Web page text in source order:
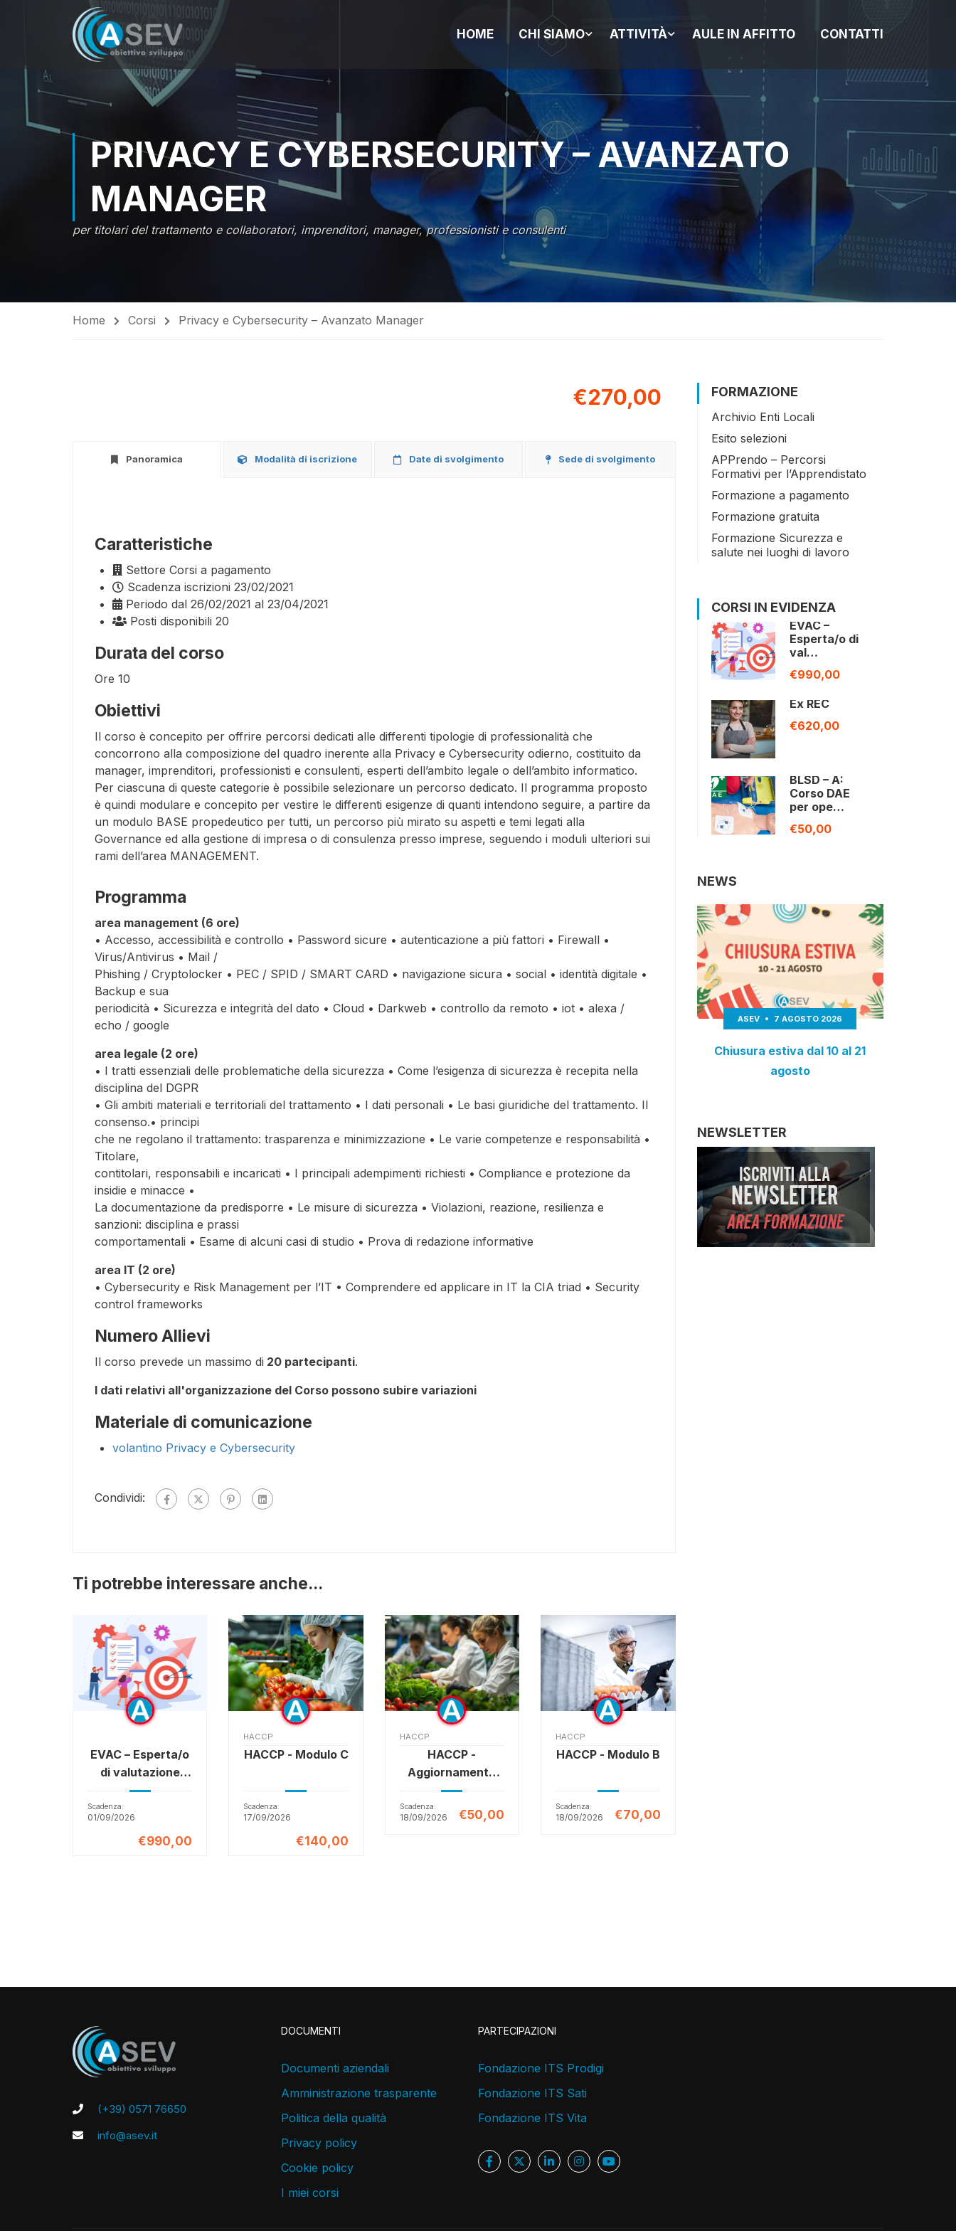
HOME CHI SIAMO ATTIVITÀ AULE IN AFFITTO CONTATTI
PRIVACY E CYBERSECURITY – AVANZATO
MANAGER
per titolari del trattamento e collaboratori, imprenditori, manager, professionisti e consulenti
Home Corsi Privacy e Cybersecurity – Avanzato Manager
€270,00
Panoramica Modalità di iscrizione Date di svolgimento Sede di svolgimento
Caratteristiche
Settore Corsi a pagamento
Scadenza iscrizioni 23/02/2021
Periodo dal 26/02/2021 al 23/04/2021
Posti disponibili 20
Durata del corso
Ore 10
Obiettivi
Il corso è concepito per offrire percorsi dedicati alle differenti tipologie di professionalità che
concorrono alla composizione del quadro inerente alla Privacy e Cybersecurity odierno, costituito da
manager, imprenditori, professionisti e consulenti, esperti dell’ambito legale o dell’ambito informatico.
Per ciascuna di queste categorie è possibile selezionare un percorso dedicato. Il programma proposto
è quindi modulare e concepito per vestire le differenti esigenze di quanti intendono seguire, a partire da
un modulo BASE propedeutico per tutti, un percorso più mirato su aspetti e temi legati alla
Governance ed alla gestione di impresa o di consulenza presso imprese, seguendo i moduli ulteriori sui
rami dell’area MANAGEMENT.
Programma
area management (6 ore)
• Accesso, accessibilità e controllo • Password sicure • autenticazione a più fattori • Firewall •
Virus/Antivirus • Mail /
Phishing / Cryptolocker • PEC / SPID / SMART CARD • navigazione sicura • social • identità digitale •
Backup e sua
periodicità • Sicurezza e integrità del dato • Cloud • Darkweb • controllo da remoto • iot • alexa /
echo / google
area legale (2 ore)
• I tratti essenziali delle problematiche della sicurezza • Come l’esigenza di sicurezza è recepita nella
disciplina del DGPR
• Gli ambiti materiali e territoriali del trattamento • I dati personali • Le basi giuridiche del trattamento. Il
consenso.• principi
che ne regolano il trattamento: trasparenza e minimizzazione • Le varie competenze e responsabilità •
Titolare,
contitolari, responsabili e incaricati • I principali adempimenti richiesti • Compliance e protezione da
insidie e minacce •
La documentazione da predisporre • Le misure di sicurezza • Violazioni, reazione, resilienza e
sanzioni: disciplina e prassi
comportamentali • Esame di alcuni casi di studio • Prova di redazione informative
area IT (2 ore)
• Cybersecurity e Risk Management per l’IT • Comprendere ed applicare in IT la CIA triad • Security
control frameworks
Numero Allievi
Il corso prevede un massimo di 20 partecipanti.
I dati relativi all'organizzazione del Corso possono subire variazioni
Materiale di comunicazione
volantino Privacy e Cybersecurity
Condividi:
Ti potrebbe interessare anche...
EVAC – Esperta/o
di valutazione
degli
apprendimenti e
delle competenze
Scadenza:
01/09/2026
€990,00
HACCP
HACCP - Modulo C
Scadenza:
17/09/2026
€140,00
HACCP
HACCP -
Aggiornamento
Addetto
Scadenza:
18/09/2026 €50,00
HACCP
HACCP - Modulo B
Scadenza:
18/09/2026 €70,00
FORMAZIONE
Archivio Enti Locali
Esito selezioni
APPrendo – Percorsi
Formativi per l’Apprendistato
Formazione a pagamento
Formazione gratuita
Formazione Sicurezza e
salute nei luoghi di lavoro
CORSI IN EVIDENZA
EVAC –
Esperta/o di
val…
€990,00
Ex REC
€620,00
BLSD – A:
Corso DAE
per ope…
€50,00
NEWS
ASEV 7 AGOSTO 2026
Chiusura estiva dal 10 al 21
agosto
NEWSLETTER
(+39) 0571 76650
info@asev.it
DOCUMENTI
Documenti aziendali
Amministrazione trasparente
Politica della qualità
Privacy policy
Cookie policy
I miei corsi
PARTECIPAZIONI
Fondazione ITS Prodigi
Fondazione ITS Sati
Fondazione ITS Vita